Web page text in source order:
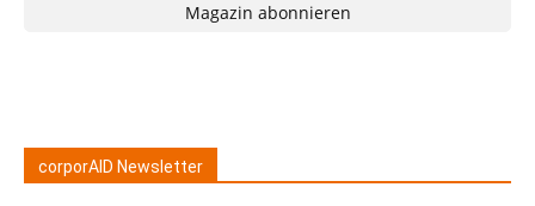
Magazin abonnieren
corporAID Newsletter